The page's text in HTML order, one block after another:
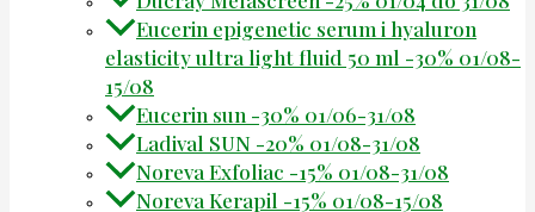
Eucerin epigenetic serum i hyaluron
elasticity ultra light fluid 50 ml -30% 01/08-
15/08
Eucerin sun -30% 01/06-31/08
Ladival SUN -20% 01/08-31/08
Noreva Exfoliac -15% 01/08-31/08
Noreva Kerapil -15% 01/08-15/08